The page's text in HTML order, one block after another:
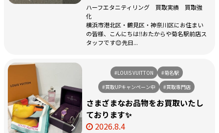
ハーフエタニティリング 買取実績 買取強
化
横浜市港北区・鶴見区・神奈川区にお住まい
の皆様、こんにちは‼️おたからや菊名駅前店ス
タッフです😊先日...
#LOUIS VUITTON
#菊名駅
#買取UPキャンペーン中
#買取専門店
さまざまなお品物をお買取いたし
ております✨
2026.8.4